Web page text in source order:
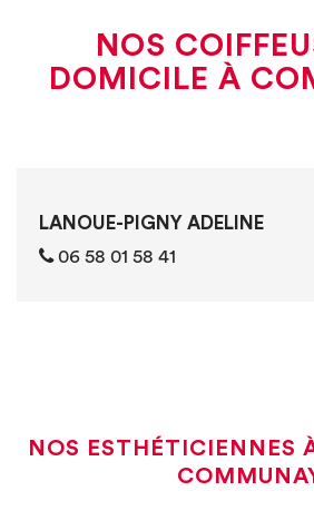
NOS
DOMICILE À
LANOUE-PIGNY ADELINE
0‭6 ‭‭‭58 01 58 41
NOS ESTHÉTICIENNES